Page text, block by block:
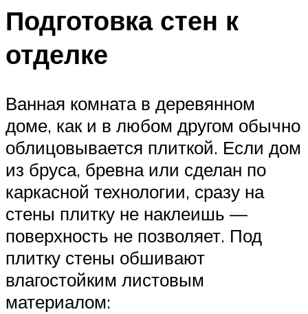
Подготовка стен к
отделке
Ванная комната в деревянном
доме, как и в любом другом обычно
облицовывается плиткой. Если дом
из бруса, бревна или сделан по
каркасной технологии, сразу на
стены плитку не наклеишь —
поверхность не позволяет. Под
плитку стены обшивают
влагостойким листовым
материалом: